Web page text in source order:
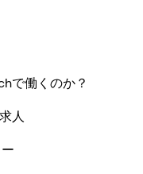
で働くのか？
人